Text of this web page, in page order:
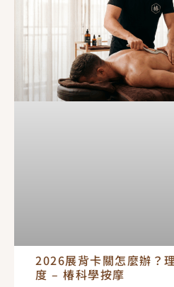
2026展背卡關怎麼辦？
度 – 椿科學按摩